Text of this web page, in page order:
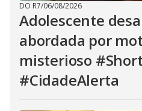
DO R7/06/08/2026
Adolescente
abordada por
misterioso
#CidadeAlerta